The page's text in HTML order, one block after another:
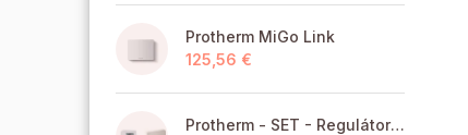
Protherm MiGo Link
125,56 €
Protherm - SET - Regulátor MiGo Select + brána MiGo Link